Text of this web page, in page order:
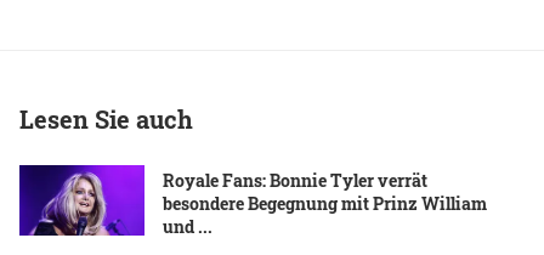
Lesen Sie auch
Royale Fans: Bonnie Tyler verrät
besondere Begegnung mit Prinz William
und ...